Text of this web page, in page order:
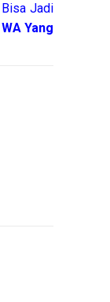
Bisa Jadi
Yang